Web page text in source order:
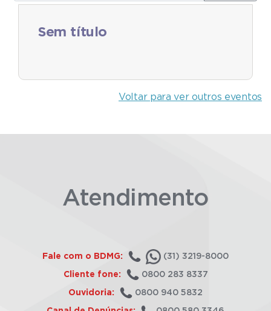
Sem título
Voltar para ver outros eventos
Atendimento
Fale com o BDMG: (31) 3219-8000
Cliente fone: 0800 283 8337
Ouvidoria: 0800 940 5832